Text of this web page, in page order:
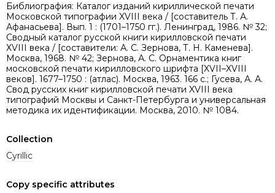
Библиография: Каталог изданий кириллической печати
Московской типографии XVIII века / [составитель Т. А.
Афанасьева]. Вып. 1 : (1701–1750 гг.). Ленинград, 1986. № 32;
Сводный каталог русской книги кирилловской печати
ХVIII века / [составители: А. С. Зернова, Т. Н. Каменева].
Москва, 1968. № 42; Зернова, А. С. Орнаментика книг
московской печати кирилловского шрифта [XVII–XVIII
веков]. 1677–1750 : (атлас). Москва, 1963. 166 с.; Гусева, А. А.
Свод русских книг кирилловской печати XVIII века
типографий Москвы и Санкт-Петербурга и универсальная
методика их идентификации. Москва, 2010. № 1084.
Collection
Cyrillic
Copy specific attributes